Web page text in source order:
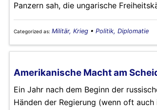
Panzern sah, die ungarische
Categorized as: Militär, Krieg • Politik, Diplomatie
Amerikanische Macht am
Ein Jahr nach dem Beginn der
Händen der Regierung (wenn oft